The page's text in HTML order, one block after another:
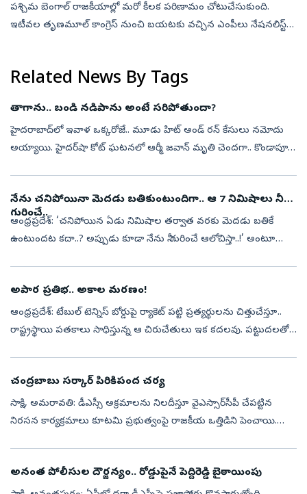
పశ్చిమ బెంగాల్‌ రాజకీయాల్లో మరో కీలక పరిణామం చోటుచేసుకుంది.
ఇటీవల తృణమూల్‌ కాంగ్రెస్‌ నుంచి బయటకు వచ్చిన ఎంపీలు నేషనలిస్ట్‌
Related News By Tags
తాగాను.. బండి నడిపాను అంటే సరిపోతుందా?
హైదరాబాద్‌లో ఇవాళ ఒక్కరోజే.. మూడు హిట్‌ అండ్‌ రన్‌ కేసులు నమోదు
అయ్యాయి. హైదర్‌షా కోట్‌ ఘటనలో ఆర్మీ జవాన్‌ మృతి చెందగా.. కొండాపూర్‌
నేను చనిపోయినా మెదడు బతికుంటుందిగా.. ఆ 7 నిమిషాలు నీ
గురించే..
ఆంధ్రప్రదేశ్‌: ‘చనిపోయిన ఏడు నిమిషాల తర్వాత వరకు మెదడు బతికే
ఉంటుందట కదా..? అప్పుడు కూడా నేను నీ గురించే ఆలోచిస్తా..!’ అంటూ
అపార ప్రతిభ.. అకాల మరణం!
ఆంధ్రప్రదేశ్‌: టేబుల్‌ టెన్నిస్‌ బోర్డుపై ర్యాకెట్‌ పట్టి ప్రత్యర్థులను చిత్తుచేస్తూ..
రాష్ట్రస్థాయి పతకాలు సాధిస్తున్న ఆ చిరుచేతులు ఇక కదలవు. పట్టుదలతో
చంద్రబాబు సర్కార్‌ పిరికిపంద చర్య
సాక్షి, అమరావతి: డీఎస్సీ అక్రమాలను నిలదీస్తూ వైఎస్సార్‌సీపీ చేపట్టిన
నిరసన కార్యక్రమాలు కూటమి ప్రభుత్వంపై రాజకీయ ఒత్తిడిని పెంచాయి.
అనంత పోలీసుల దౌర్జన్యం.. రోడ్డుపైనే పెద్దిరెడ్డి బైఠాయింపు